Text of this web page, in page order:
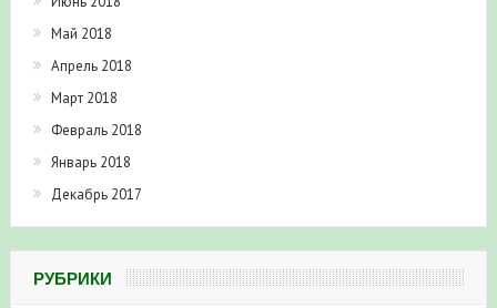
Май 2018
Апрель 2018
Март 2018
Февраль 2018
Январь 2018
Декабрь 2017
РУБРИКИ